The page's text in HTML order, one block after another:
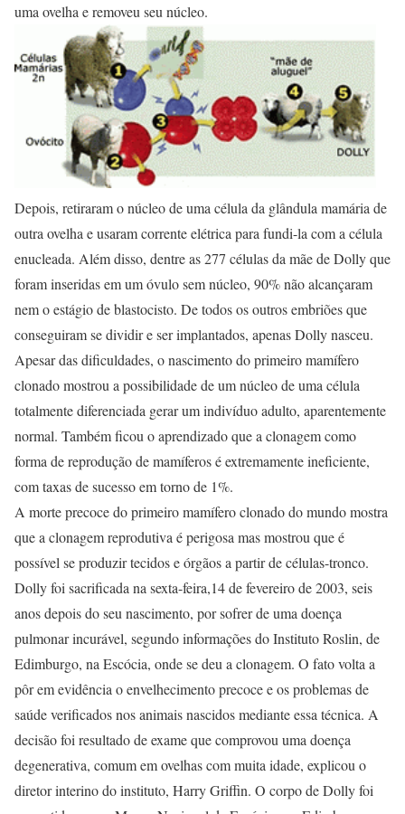
uma ovelha e removeu seu núcleo.
Depois, retiraram o núcleo de uma célula da glândula mamária de
outra ovelha e usaram corrente elétrica para fundi-la com a célula
enucleada. Além disso, dentre as 277 células da mãe de Dolly que
foram inseridas em um óvulo sem núcleo, 90% não alcançaram
nem o estágio de blastocisto. De todos os outros embriões que
conseguiram se dividir e ser implantados, apenas Dolly nasceu.
Apesar das dificuldades, o nascimento do primeiro mamífero
clonado mostrou a possibilidade de um núcleo de uma célula
totalmente diferenciada gerar um indivíduo adulto, aparentemente
normal. Também ficou o aprendizado que a clonagem como
forma de reprodução de mamíferos é extremamente ineficiente,
com taxas de sucesso em torno de 1%.
A morte precoce do primeiro mamífero clonado do mundo mostra
que a clonagem reprodutiva é perigosa mas mostrou que é
possível se produzir tecidos e órgãos a partir de células-tronco.
Dolly foi sacrificada na sexta-feira,14 de fevereiro de 2003, seis
anos depois do seu nascimento, por sofrer de uma doença
pulmonar incurável, segundo informações do Instituto Roslin, de
Edimburgo, na Escócia, onde se deu a clonagem. O fato volta a
pôr em evidência o envelhecimento precoce e os problemas de
saúde verificados nos animais nascidos mediante essa técnica. A
decisão foi resultado de exame que comprovou uma doença
degenerativa, comum em ovelhas com muita idade, explicou o
diretor interino do instituto, Harry Griffin. O corpo de Dolly foi